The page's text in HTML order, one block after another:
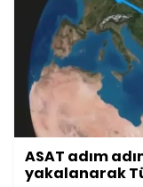
ASAT adım
yakalanarak